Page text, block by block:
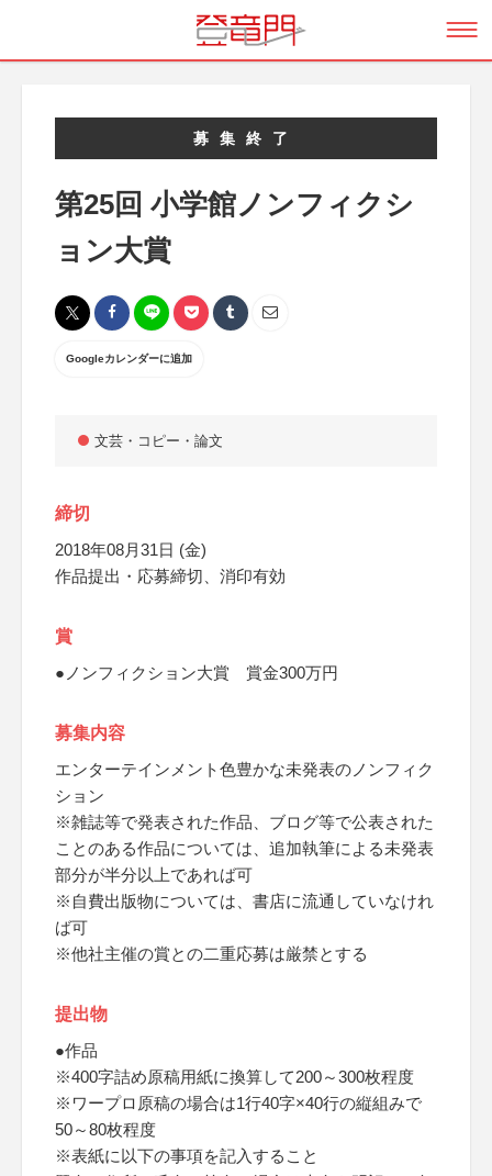
募集終了
第25回 小学館ノンフィクシ
ョン大賞
Googleカレンダーに追加
文芸・コピー・論文
締切
2018年08月31日 (金)
作品提出・応募締切、消印有効
賞
●ノンフィクション大賞 賞金300万円
募集内容
エンターテインメント色豊かな未発表のノンフィク
ション
※雑誌等で発表された作品、ブログ等で公表された
ことのある作品については、追加執筆による未発表
部分が半分以上であれば可
※自費出版物については、書店に流通していなけれ
ば可
※他社主催の賞との二重応募は厳禁とする
提出物
●作品
※400字詰め原稿用紙に換算して200～300枚程度
※ワープロ原稿の場合は1行40字×40行の縦組みで
50～80枚程度
※表紙に以下の事項を記入すること